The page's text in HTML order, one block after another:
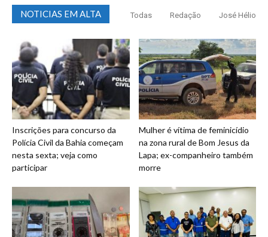
NOTICIAS EM ALTA Todas Redação José Hélio
Inscrições para concurso da
Polícia Civil da Bahia começam
nesta sexta; veja como
participar
Mulher é vítima de feminicídio
na zona rural de Bom Jesus da
Lapa; ex-companheiro também
morre